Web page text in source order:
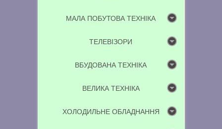
МАЛА ПОБУТОВА ТЕХНІКА
ТЕЛЕВІЗОРИ
ВБУДОВАНА ТЕХНІКА
ВЕЛИКА ТЕХНІКА
ХОЛОДИЛЬНЕ ОБЛАДНАННЯ